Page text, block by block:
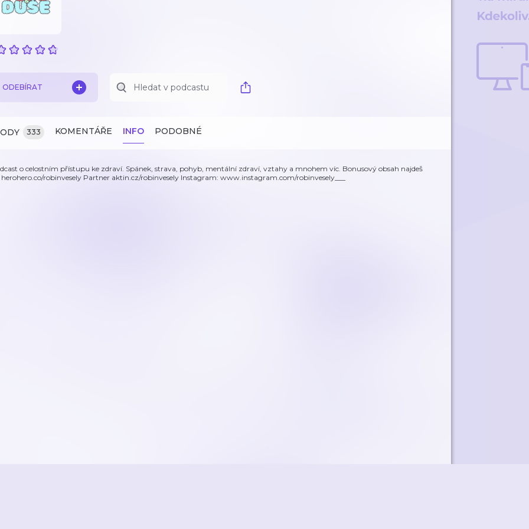
ODEBÍRAT
333 KOMENTÁŘE INFO PODOBNÉ
o celostním přístupu ke zdraví. Spánek, strava, pohyb, mentální zdraví, vztahy a mnohem víc. Bonusový obsah najdeš
herohero.co/robinvesely Partner aktin.cz/robinvesely Instagram: www.instagram.com/robinvesely___